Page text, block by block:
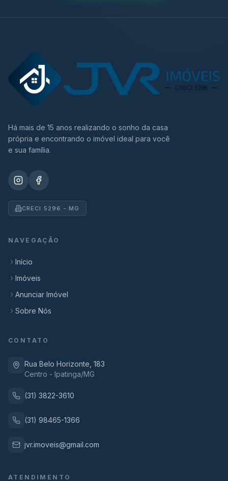
Há mais de 15 anos realizando o sonho da casa
própria e encontrando o imóvel ideal para você
e sua família.
CRECI 5296 - MG
NAVEGAÇÃO
Início
Imóveis
Anunciar Imóvel
Sobre Nós
CONTATO
Rua Belo Horizonte, 183
Centro - Ipatinga/MG
(31) 3822-3610
(31) 98465-1366
jvr.imoveis@gmail.com
ATENDIMENTO